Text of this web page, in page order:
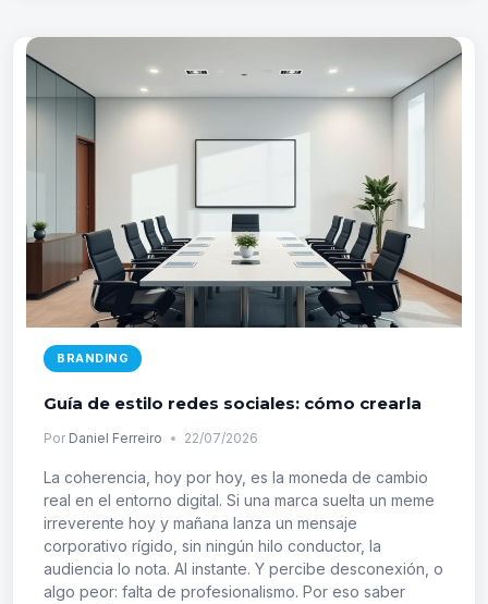
BRANDING
Guía de estilo redes sociales: cómo crearla
Por Daniel Ferreiro 22/07/2026
La coherencia, hoy por hoy, es la moneda de cambio
real en el entorno digital. Si una marca suelta un meme
irreverente hoy y mañana lanza un mensaje
corporativo rígido, sin ningún hilo conductor, la
audiencia lo nota. Al instante. Y percibe desconexión, o
algo peor: falta de profesionalismo. Por eso saber